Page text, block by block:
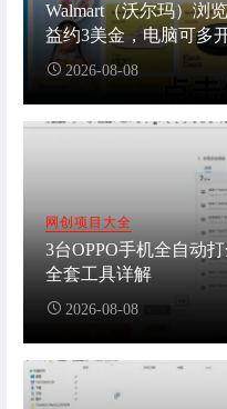
Walmart（沃尔玛）浏
益约3美金，电脑可多
2026-08-08
网创项目大全
3台OPPO手机全自动
全套工具详解
2026-08-08